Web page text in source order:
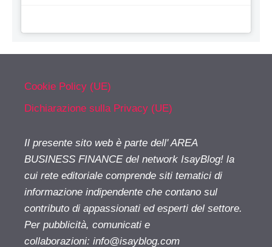
Cookie Policy (UE)
Dichiarazione sulla Privacy (UE)
Il presente sito web è parte dell' AREA
BUSINESS FINANCE del network IsayBlog! la
cui rete editoriale comprende siti tematici di
informazione indipendente che contano sul
contributo di appassionati ed esperti del settore.
Per pubblicità, comunicati e
collaborazioni: info@isayblog.com